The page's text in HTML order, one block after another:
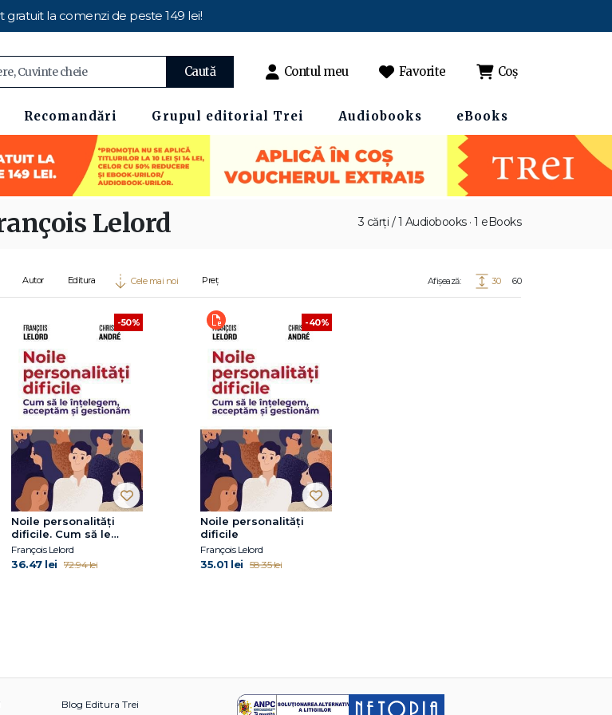
gratuit la comenzi de peste 149 lei!
Caută Contul meu Favorite Coș
Recomandări Grupul editorial Trei Audiobooks eBooks
3 cărți / 1 Audiobooks · 1 eBooks
Lelord
Autor Editura Cele mai noi Preț Afișează: 30 60
-50%
Noile personalități
dificile. Cum să le
înțelegem, acceptăm
și gestionăm
François Lelord
36.47 lei 72.94 lei
-40%
Noile personalități
dificile
François Lelord
35.01 lei 58.35 lei
Blog Editura Trei